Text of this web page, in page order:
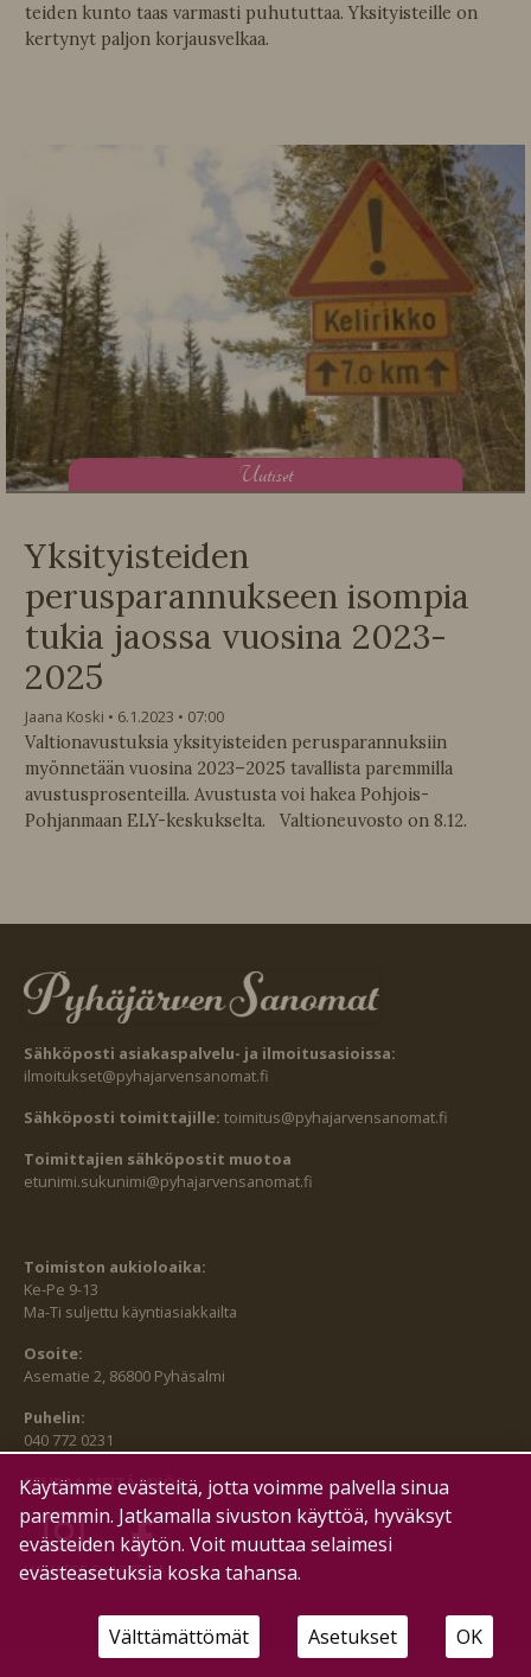
teiden kunto taas varmasti puhututtaa. Yksityisteille on
kertynyt paljon korjausvelkaa.
Uutiset
Yksityisteiden
perusparannukseen isompia
tukia jaossa vuosina 2023-
2025
Jaana Koski 6.1.2023
07:00
Valtionavustuksia yksityisteiden perusparannuksiin
myönnetään vuosina 2023–2025 tavallista paremmilla
avustusprosenteilla. Avustusta voi hakea Pohjois-
Pohjanmaan ELY-keskukselta. Valtioneuvosto on 8.12.
Sähköposti asiakaspalvelu- ja ilmoitusasioissa:
ilmoitukset@pyhajarvensanomat.fi
Sähköposti toimittajille: toimitus@pyhajarvensanomat.fi
Toimittajien sähköpostit muotoa
etunimi.sukunimi@pyhajarvensanomat.fi
Toimiston aukioloaika:
Ke-Pe 9-13
Ma-Ti suljettu käyntiasiakkailta
Osoite:
Asematie 2, 86800 Pyhäsalmi
Puhelin:
040 772 0231
SEURAA MEITÄ MYÖS:
HALLITSE EVÄSTEITÄ
Käytämme evästeitä, jotta voimme palvella sinua
paremmin. Jatkamalla sivuston käyttöä, hyväksyt
evästeiden käytön. Voit muuttaa selaimesi
evästeasetuksia koska tahansa.
Välttämättömät Asetukset OK